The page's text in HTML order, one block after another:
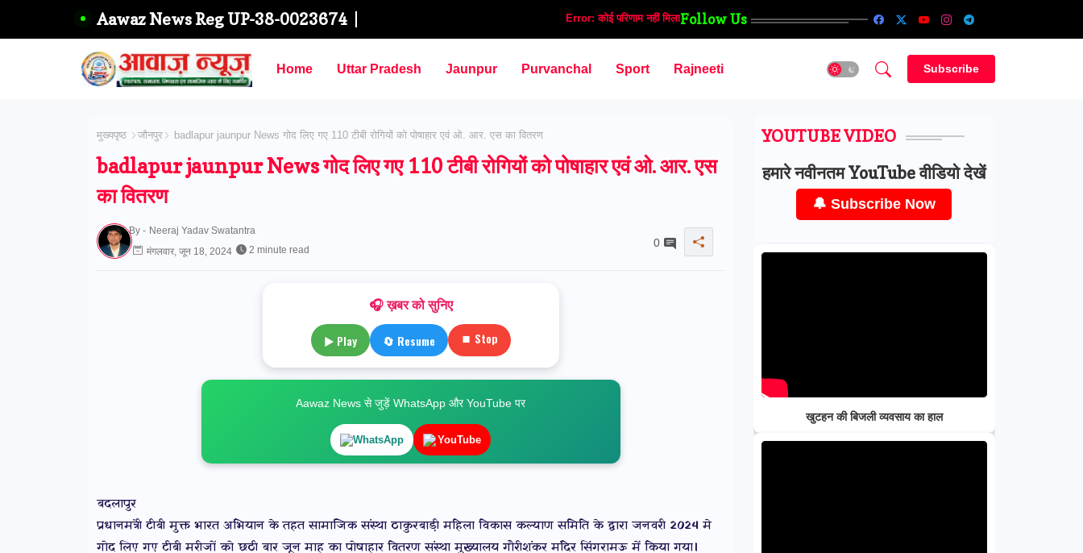
Aawaz News Reg UP-38-0023674 Error: कोई परिणाम नहीं मिलाFollow Us
Home Uttar Pradesh Jaunpur Purvanchal Sport Rajneeti Subscribe
मुख्यपृष्ठ जौनपुर badlapur jaunpur News गोद लिए गए 110 टीबी रोगियों को पोषाहार एवं ओ. आर. एस का वितरण
badlapur jaunpur News गोद लिए गए 110 टीबी रोगियों को पोषाहार एवं ओ. आर. एस
का वितरण
By - Neeraj Yadav Swatantra
मंगलवार, जून 18, 2024
2 minute read
0
🎧 ख़बर को सुनिए
▶ Play 🔄 Resume ⏹ Stop
Aawaz News से जुड़ें WhatsApp और YouTube पर
WhatsApp YouTube
बदलापुर
प्रधानमंत्री टीबी मुक्त भारत अभियान के तहत सामाजिक संस्था ठाकुरबाडी़ महिला विकास कल्याण समिति के द्वारा जनवरी 2024 मे
गोद लिए गए टीबी मरीजों को छठी बार जून माह का पोषाहार वितरण संस्था मुख्यालय गौरीशंकर मंदिर सिंगरामऊ में किया गया।
YOUTUBE VIDEO
हमारे नवीनतम YouTube वीडियो देखें
🔔 Subscribe Now
खुटहन की बिजली व्यवसाय का हाल